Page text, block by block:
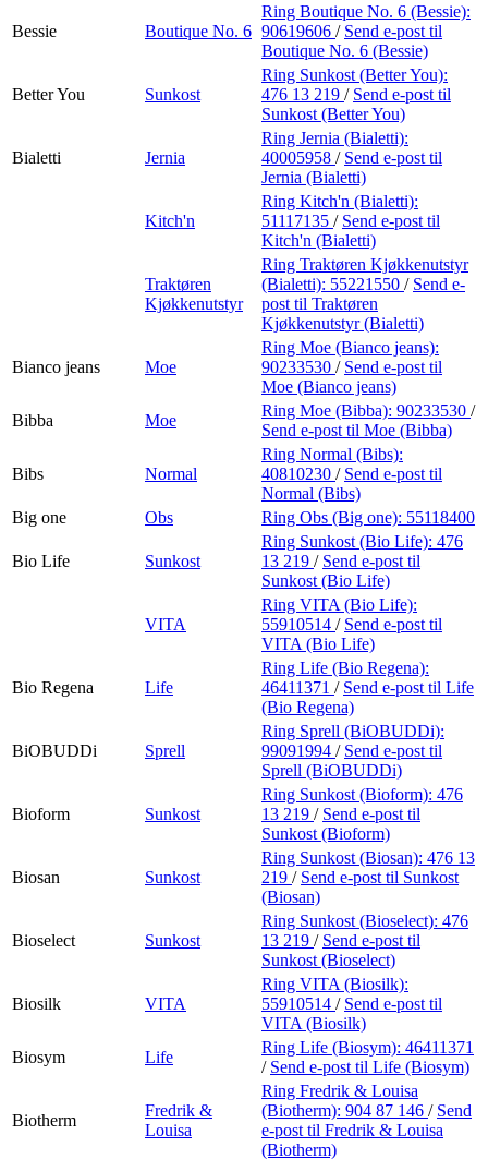
Bessie Boutique No. 6
Ring Boutique No. 6 (Bessie):
90619606 / Send e-post til
Boutique No. 6 (Bessie)
Better You Sunkost
Ring Sunkost (Better You):
476 13 219 / Send e-post til
Sunkost (Better You)
Bialetti Jernia
Ring Jernia (Bialetti):
40005958 / Send e-post til
Jernia (Bialetti)
Kitch'n
Ring Kitch'n (Bialetti):
51117135 / Send e-post til
Kitch'n (Bialetti)
Traktøren
Kjøkkenutstyr
Ring Traktøren Kjøkkenutstyr
(Bialetti): 55221550 / Send e-
post til Traktøren
Kjøkkenutstyr (Bialetti)
Bianco jeans Moe
Ring Moe (Bianco jeans):
90233530 / Send e-post til
Moe (Bianco jeans)
Bibba
Moe
Ring Moe (Bibba): 90233530 /
Send e-post til Moe (Bibba)
Bibs Normal
Ring Normal (Bibs):
40810230 / Send e-post til
Normal (Bibs)
Big one
Obs Ring Obs (Big one): 55118400
Bio Life Sunkost
Ring Sunkost (Bio Life): 476
13 219 / Send e-post til
Sunkost (Bio Life)
VITA
Ring VITA (Bio Life):
55910514 / Send e-post til
VITA (Bio Life)
Bio Regena Life
Ring Life (Bio Regena):
46411371 / Send e-post til Life
(Bio Regena)
BiOBUDDi Sprell
Ring Sprell (BiOBUDDi):
99091994 / Send e-post til
Sprell (BiOBUDDi)
Bioform Sunkost
Ring Sunkost (Bioform): 476
13 219 / Send e-post til
Sunkost (Bioform)
Biosan Sunkost
Ring Sunkost (Biosan): 476 13
219 / Send e-post til Sunkost
(Biosan)
Bioselect Sunkost
Ring Sunkost (Bioselect): 476
13 219 / Send e-post til
Sunkost (Bioselect)
Biosilk VITA
Ring VITA (Biosilk):
55910514 / Send e-post til
VITA (Biosilk)
Biosym
Life
Ring Life (Biosym): 46411371
/ Send e-post til Life (Biosym)
Biotherm
Fredrik &
Louisa
Ring Fredrik & Louisa
(Biotherm): 904 87 146 / Send
e-post til Fredrik & Louisa
(Biotherm)